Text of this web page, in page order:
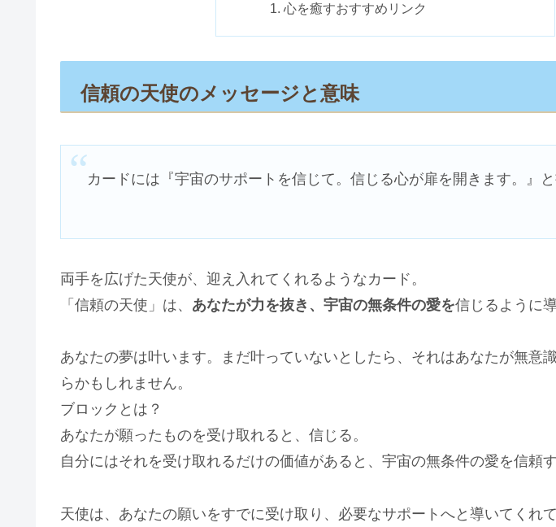
心を癒すおすすめリンク
信頼の天使のメッセージと意味
カードには『宇宙のサポートを信じて。信じる心が扉を開きます。』と
両手を広げた天使が、迎え入れてくれるようなカード。
「信頼の天使」は、 あなたが力を抜き、宇宙の無条件の愛を信じるように
あなたの夢は叶います。まだ叶っていないとしたら、それはあなたが無意
らかもしれません。
ブロックとは？
あなたが願ったものを受け取れると、信じる。
自分にはそれを受け取れるだけの価値があると、宇宙の無条件の愛を信頼
天使は、あなたの願いをすでに受け取り、必要なサポートへと導いてくれて